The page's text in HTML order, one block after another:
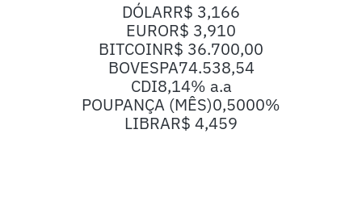
DÓLARR$ 3,166
EUROR$ 3,910
BITCOINR$ 36.700,00
BOVESPA74.538,54
CDI8,14% a.a
POUPANÇA (MÊS)0,5000%
LIBRAR$ 4,459